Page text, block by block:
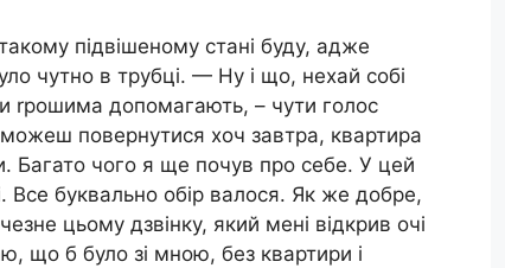
підвішеному стані буду, адже
чутно в трубці. — Ну і що, нехай собі
rрошима допомагають, – чути голос
повернутися хоч завтра, квартира
Багато чого я ще почув про себе. У цей
буквально обір валося. Як же добре,
цьому дзвінку, який мені відкрив очі
що б було зі мною, без квартири і